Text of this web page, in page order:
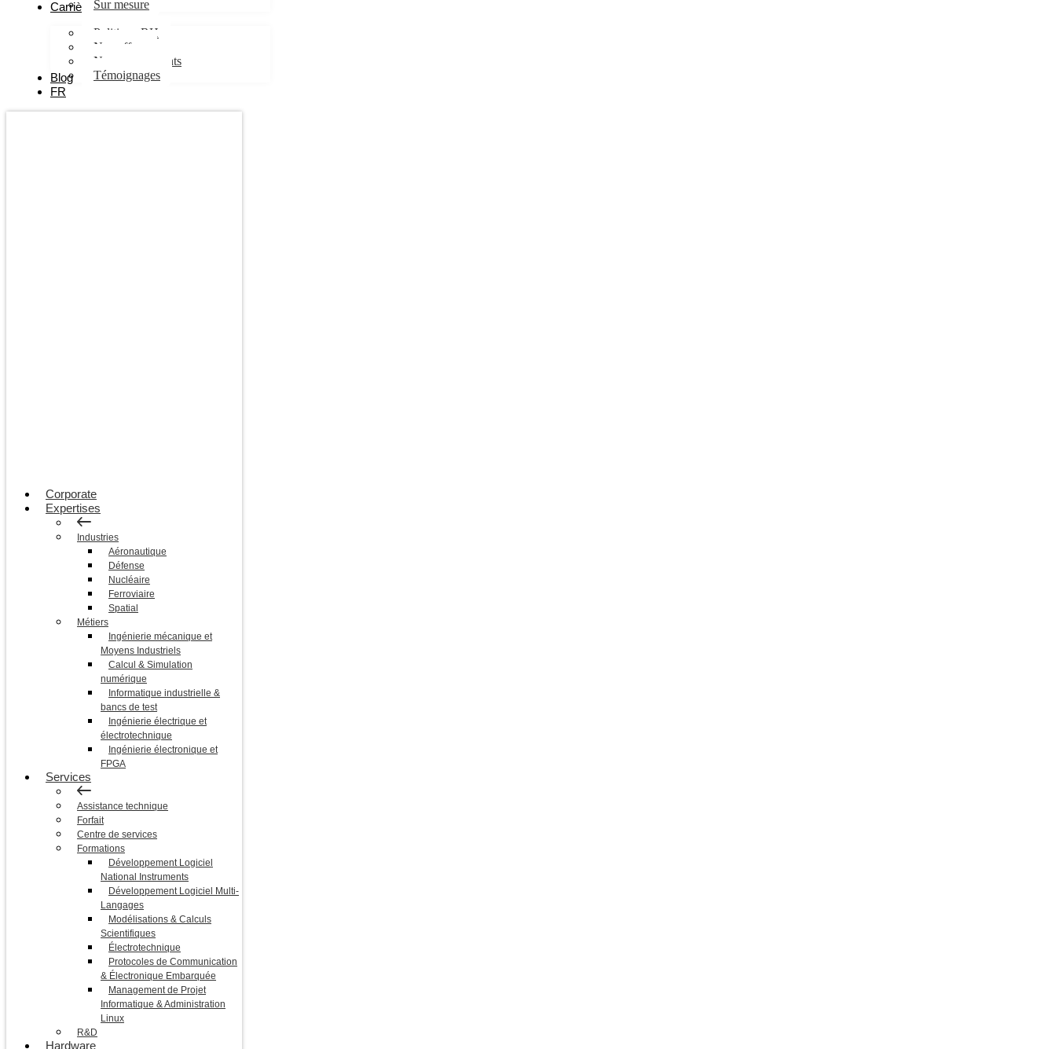
Sur mesure
Carrières
Politique RH
Nos offres
Nos engagements
Témoignages
Blog
FR
Corporate
Expertises
Industries
Aéronautique
Défense
Nucléaire
Ferroviaire
Spatial
Métiers
Ingénierie mécanique et
Moyens Industriels
Calcul & Simulation
numérique
Informatique industrielle &
bancs de test
Ingénierie électrique et
électrotechnique
Ingénierie électronique et
FPGA
Services
Assistance technique
Forfait
Centre de services
Formations
Développement Logiciel
National Instruments
Développement Logiciel Multi-
Langages
Modélisations & Calculs
Scientifiques
Électrotechnique
Protocoles de Communication
& Électronique Embarquée
Management de Projet
Informatique & Administration
Linux
R&D
Hardware